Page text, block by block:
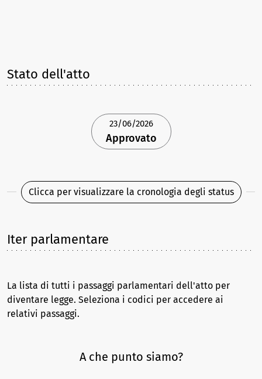
Stato dell'atto
23/06/2026
Approvato
Clicca per visualizzare la cronologia degli status
Iter parlamentare
La lista di tutti i passaggi parlamentari dell'atto per
diventare legge. Seleziona i codici per accedere ai
relativi passaggi.
A che punto siamo?